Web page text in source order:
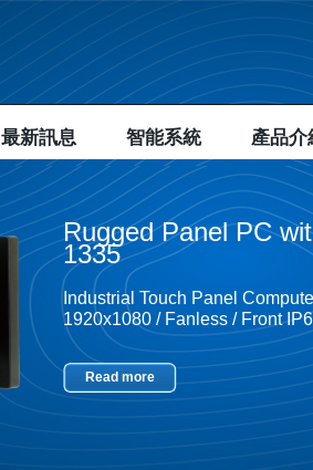
最新訊息 智能系統 產品介
Rugged Panel PC
1335
Industrial Touch Panel
1920x1080 / Fanless / Front
Read more